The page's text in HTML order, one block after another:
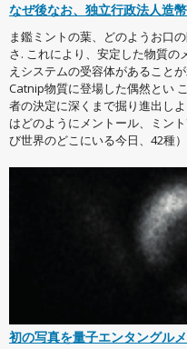
なぜ後なお、独立行政法人造
ま鑑ミントの葉、どのようお口
さ. これにより、安定した物質
えシステムの受容体があること
Catnip物質に登場した偶然とい
者の決定に深くまで掘り進出し
はどのようにメントール、ミン
び世界のどこにいる今日、42種
初の写真を量子エンタングル